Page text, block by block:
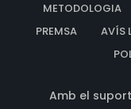
METODOLOGIA
PREMSA
AVÍS
Amb el